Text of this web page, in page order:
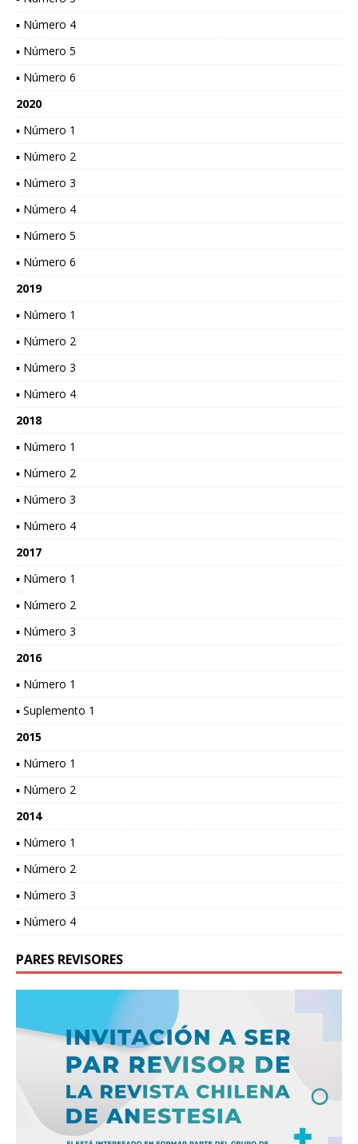
▪ Número 4
▪ Número 5
▪ Número 6
2020
▪ Número 1
▪ Número 2
▪ Número 3
▪ Número 4
▪ Número 5
▪ Número 6
2019
▪ Número 1
▪ Número 2
▪ Número 3
▪ Número 4
2018
▪ Número 1
▪ Número 2
▪ Número 3
▪ Número 4
2017
▪ Número 1
▪ Número 2
▪ Número 3
2016
▪ Número 1
▪ Suplemento 1
2015
▪ Número 1
▪ Número 2
2014
▪ Número 1
▪ Número 2
▪ Número 3
▪ Número 4
PARES REVISORES